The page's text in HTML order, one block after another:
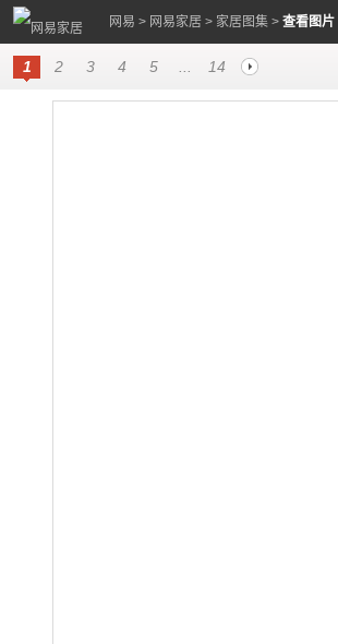
网易 > 网易家居 > 家居图集 > 查看图片
1 2 3 4 5 14